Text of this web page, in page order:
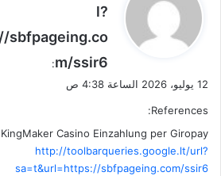
و
ل
l?
sbfpageing.co
m/ssir6
:
12 يوليو، 2026 الساعة 4:38 ص
References:
KingMaker Casino Einzahlung per Giropay
http://toolbarqueries.google.lt/url?
sa=t&url=https://sbfpageing.com/ssir6